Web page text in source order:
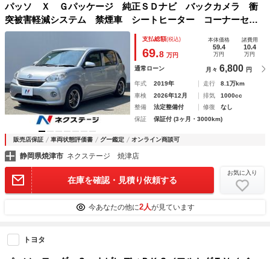
パッソ Ｘ Ｇパッケージ 純正ＳＤナビ バックカメラ 衝
突被害軽減システム 禁煙車 シートヒーター コーナーセン
サー スマートキー ＬＥＤヘッド ビルトインＥＴＣ オー
トライト オートエアコン Ｂｌｕｅｔｏｏｔｈ ＣＤ
支払総額(税込)
69.8 万円
本体価格
59.4
万円
諸費用
10.4
万円
通常ローン 月々 6,800 円
年式 2019年 走行
8.1万km
車検
2026年12月 排気
1000cc
整備
法定整備付 修復
なし
保証
保証付 (3ヶ月・3000km)
販売店保証 車両状態評価書 グー鑑定 オンライン商談可
静岡県焼津市 ネクステージ 焼津店
在庫を確認・見積り依頼する
お気に入り
今あなたの他に2人が見ています
トヨタ